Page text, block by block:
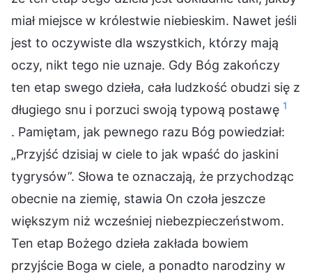
miał miejsce w królestwie niebieskim. Nawet jeśli
jest to oczywiste dla wszystkich, którzy mają
oczy, nikt tego nie uznaje. Gdy Bóg zakończy
ten etap swego dzieła, cała ludzkość obudzi się z
długiego snu i porzuci swoją typową postawę 1
. Pamiętam, jak pewnego razu Bóg powiedział:
„Przyjść dzisiaj w ciele to jak wpaść do jaskini
tygrysów”. Słowa te oznaczają, że przychodząc
obecnie na ziemię, stawia On czoła jeszcze
większym niż wcześniej niebezpieczeństwom.
Ten etap Bożego dzieła zakłada bowiem
przyjście Boga w ciele, a ponadto narodziny w